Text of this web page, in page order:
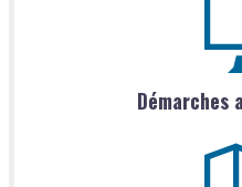
Démarches